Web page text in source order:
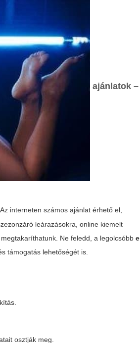
ajánlatok –
interneten számos ajánlat érhető el,
leárazásokra, online kiemelt
Ne feledd, a legolcsóbbe
támogatás lehetőségét is.
osztják meg.